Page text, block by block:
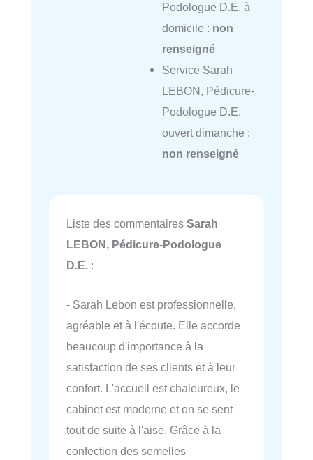
Podologue D.E. à
domicile : non
renseigné
Service Sarah
LEBON, Pédicure-
Podologue D.E.
ouvert dimanche :
non renseigné
Liste des commentaires Sarah
LEBON, Pédicure-Podologue
D.E. :
- Sarah Lebon est professionnelle,
agréable et à l'écoute. Elle accorde
beaucoup d'importance à la
satisfaction de ses clients et à leur
confort. L'accueil est chaleureux, le
cabinet est moderne et on se sent
tout de suite à l'aise. Grâce à la
confection des semelles